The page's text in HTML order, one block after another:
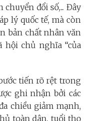
đổi số,... Đây
lý quốc tế, mà còn
bản chất nhân văn
hội chủ nghĩa “của
tiến rõ rệt trong
ghi nhận bởi các
chiều giảm mạnh,
toàn dân, tuổi thọ